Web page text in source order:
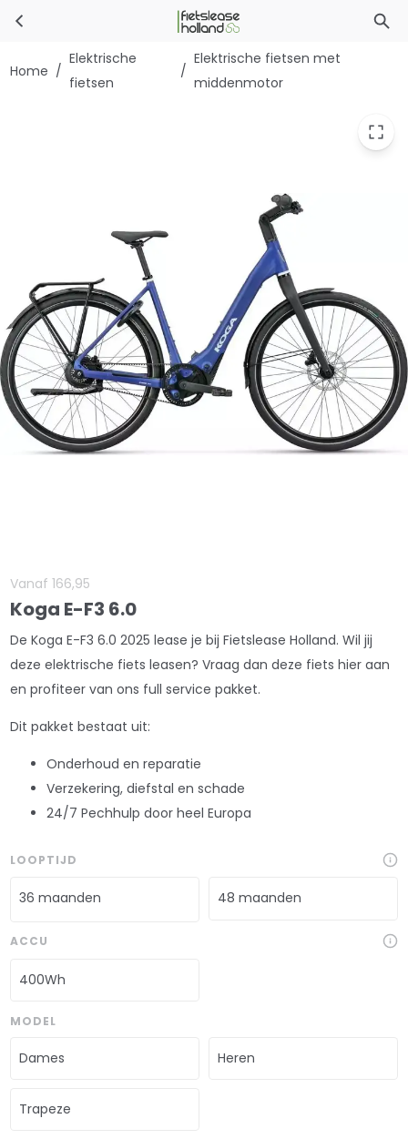
Ga naar hoofdinhoud
Koga E-F3 6.0
Home /
Elektrische
fietsen
/
Elektrische fietsen met
middenmotor
Vanaf166,95
Koga E-F3 6.0
De Koga E-F3 6.0 2025 lease je bij Fietslease Holland. Wil jij
deze elektrische fiets leasen? Vraag dan deze fiets hier aan
en profiteer van ons full service pakket.
Dit pakket bestaat uit:
Onderhoud en reparatie
Verzekering, diefstal en schade
24/7 Pechhulp door heel Europa
LOOPTIJD
36 maanden 48 maanden
ACCU
400Wh
MODEL
Dames Heren
Trapeze